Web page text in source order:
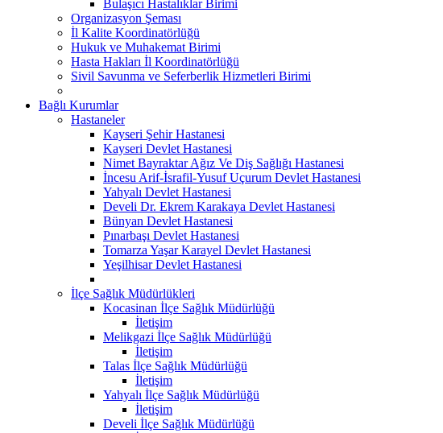
Bulaşıcı Hastalıklar Birimi
Organizasyon Şeması
İl Kalite Koordinatörlüğü
Hukuk ve Muhakemat Birimi
Hasta Hakları İl Koordinatörlüğü
Sivil Savunma ve Seferberlik Hizmetleri Birimi
Bağlı Kurumlar
Hastaneler
Kayseri Şehir Hastanesi
Kayseri Devlet Hastanesi
Nimet Bayraktar Ağız Ve Diş Sağlığı Hastanesi
İncesu Arif-İsrafil-Yusuf Uçurum Devlet Hastanesi
Yahyalı Devlet Hastanesi
Develi Dr. Ekrem Karakaya Devlet Hastanesi
Bünyan Devlet Hastanesi
Pınarbaşı Devlet Hastanesi
Tomarza Yaşar Karayel Devlet Hastanesi
Yeşilhisar Devlet Hastanesi
İlçe Sağlık Müdürlükleri
Kocasinan İlçe Sağlık Müdürlüğü
İletişim
Melikgazi İlçe Sağlık Müdürlüğü
İletişim
Talas İlçe Sağlık Müdürlüğü
İletişim
Yahyalı İlçe Sağlık Müdürlüğü
İletişim
Develi İlçe Sağlık Müdürlüğü